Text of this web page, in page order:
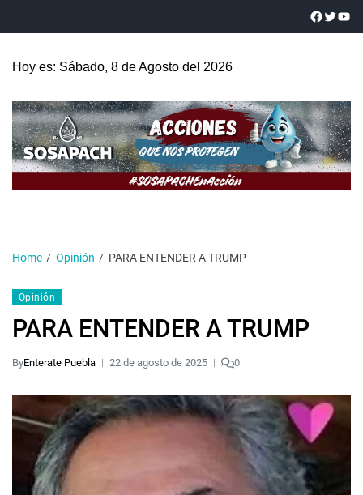
Hoy es: Sábado, 8 de Agosto del 2026
Home Opinión PARA ENTENDER A TRUMP
Opinión
PARA ENTENDER A TRUMP
ByEnterate Puebla 22 de agosto de 2025 0